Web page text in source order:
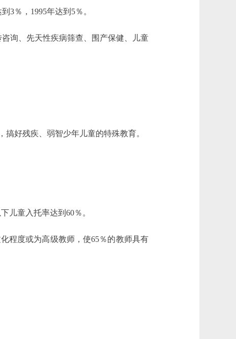
％，1995年达到5％。
询、先天性疾病筛查、围产保健、儿童
好残疾、弱智少年儿童的特殊教育。
儿童入托率达到60％。
程度或为高级教师，使65％的教师具有